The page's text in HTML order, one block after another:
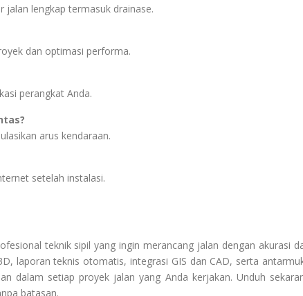
lengkap termasuk drainase.
dan optimasi performa.
perangkat Anda.
arus kendaraan.
setelah instalasi.
teknik sipil yang ingin merancang jalan dengan akurasi
laporan teknis otomatis, integrasi GIS dan CAD, serta
dalam setiap proyek jalan yang Anda kerjakan. Unduh
batasan.